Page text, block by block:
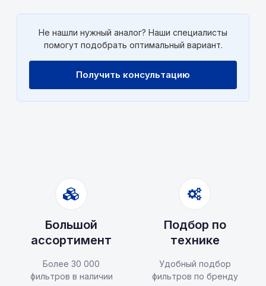
Не нашли нужный аналог? Наши специалисты
помогут подобрать оптимальный вариант.
Получить консультацию
Большой
ассортимент
Более 30 000
фильтров в наличии
Подбор по
технике
Удобный подбор
фильтров по бренду